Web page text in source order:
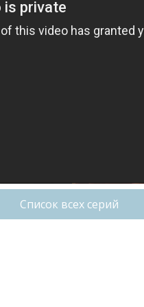
Список всех серий